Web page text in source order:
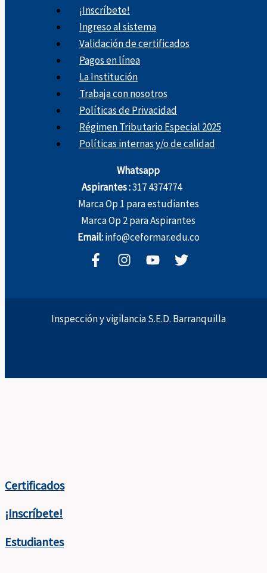
¡Inscríbete!
Ingreso al sistema
Validación de certificados
Pagos en línea
La Institución
Trabaja con nosotros
Políticas de Privacidad
Régimen Tributario Especial 2025
Políticas internas y/o de calidad
Whatsapp
Aspirantes :317 4374774
Marca Op 1 para estudiantes
Marca Op 2 para Aspirantes
Email:info@ceformar.edu.co
Inspección y vigilancia S.E.D. Barranquilla
Certificados
¡Inscríbete!
Estudiantes